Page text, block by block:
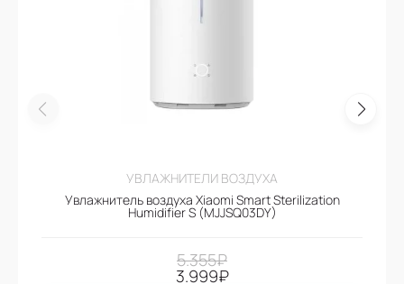
УВЛАЖНИТЕЛИ ВОЗДУХА
Увлажнитель воздуха Xiaomi Smart Sterilization
Humidifier S (MJJSQ03DY)
5.355₽
3.999₽